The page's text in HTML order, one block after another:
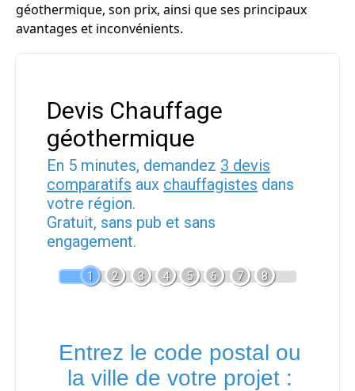
géothermique, son prix, ainsi que ses principaux
avantages et inconvénients.
Devis Chauffage
géothermique
En 5 minutes, demandez 3 devis
comparatifs aux chauffagistes dans
votre région.
Gratuit, sans pub et sans
engagement.
1 2 3 4 5 6 7 8
Entrez le code postal ou
la ville de votre projet :